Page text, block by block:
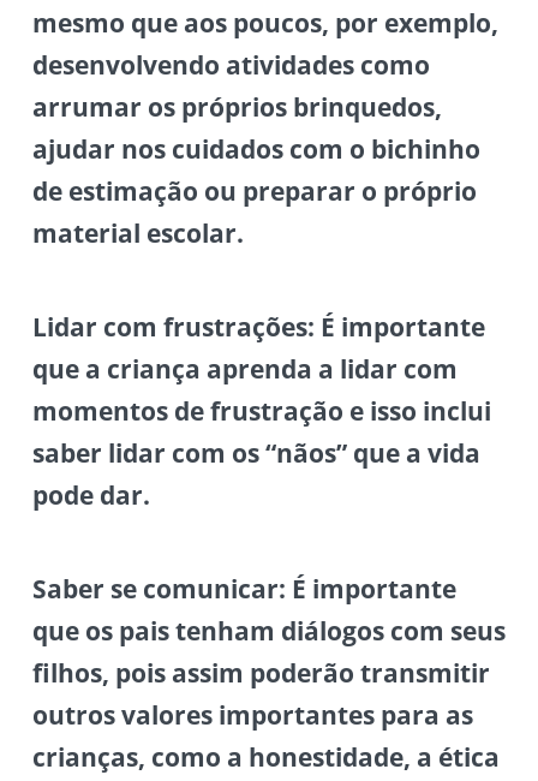
mesmo que aos poucos, por exemplo,
desenvolvendo atividades como
arrumar os próprios brinquedos,
ajudar nos cuidados com o bichinho
de estimação ou preparar o próprio
material escolar.
Lidar com frustrações: É importante
que a criança aprenda a lidar com
momentos de frustração e isso inclui
saber lidar com os “nãos” que a vida
pode dar.
Saber se comunicar: É importante
que os pais tenham diálogos com seus
filhos, pois assim poderão transmitir
outros valores importantes para as
crianças, como a honestidade, a ética